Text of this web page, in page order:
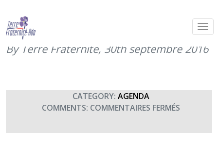
Concert Unisson – Musique des
transmissions (20h00)
By Terre Fraternité, 30th septembre 2016
CATEGORY: AGENDA
COMMENTS: COMMENTAIRES FERMÉS
UNISSON